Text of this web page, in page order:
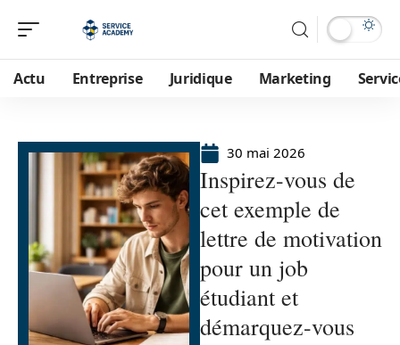
Actu Entreprise Juridique Marketing
30 mai 2026
Inspirez-vous de
cet exemple de
lettre de motivation
pour un job
étudiant et
démarquez-vous